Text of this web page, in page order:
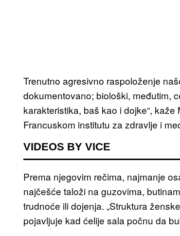
Trenutno agresivno raspoloženje
dokumentovano; biološki, međutim,
karakteristika, baš kao i dojke“,
Francuskom institutu za zdravlje i
VIDEOS BY VICE
Prema njegovim rečima, najmanje
najčešće taloži na guzovima,
trudnoće ili dojenja. „Struktura
pojavljuje kad ćelije sala počnu da